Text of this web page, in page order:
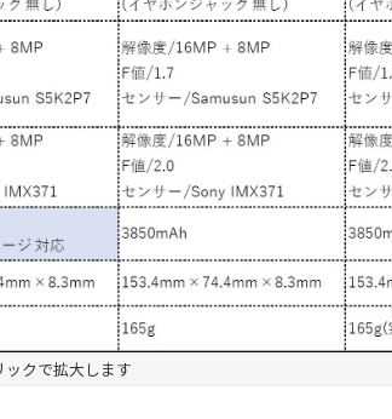
ックで拡大します